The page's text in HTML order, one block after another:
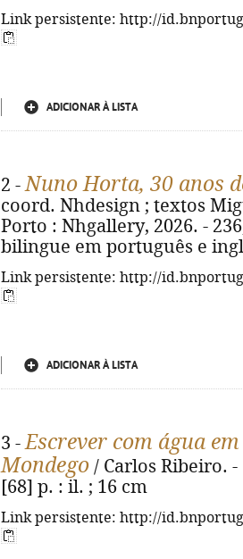
Link persistente: http://
ADICIONAR À LISTA
2 -Nuno Horta, 30 anos
coord. Nhdesign ; textos
Porto : Nhgallery, 2026. -
bilingue em português e
Link persistente: http://
ADICIONAR À LISTA
3 -Escrever com água
Mondego / Carlos Ribeiro.
[68] p. : il. ; 16 cm
Link persistente: http://